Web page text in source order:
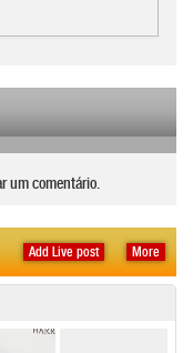
um comentário.
More
Add Live post